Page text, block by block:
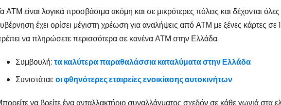
ΑΤΜ είναι λογικά προσβάσιμα ακόμη και σε μικρότερες πόλεις και δέχονται όλες
έχει ορίσει μέγιστη χρέωση για αναλήψεις από ΑΤΜ με ξένες κάρτες
να πληρώσετε περισσότερα σε κανένα ΑΤΜ στην Ελλάδα.
Συμβουλή: τα καλύτερα παραθαλάσσια καταλύματα στην Ελλάδα
Συνιστάται: οι φθηνότερες εταιρείες ενοικίασης αυτοκινήτων
να βρείτε ένα ανταλλακτήριο συναλλάγματος σχεδόν σε κάθε γωνιά στα